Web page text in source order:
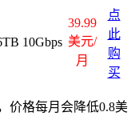
10Gbps
39.99
美元/
月
点
此
购
买
价格每月会降低0.8美